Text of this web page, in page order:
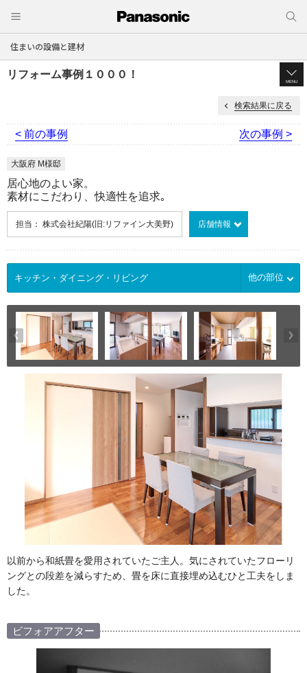
住まいの設備と建材
リフォーム事例１０００！
MENU
検索結果に戻る
< 前の事例 次の事例 >
大阪府 M様邸
居心地のよい家。
素材にこだわり、快適性を追求｡
担当： 株式会社紀陽(旧:リファイン大美野) 店舗情報
他の部位
以前から和紙畳を愛用されていたご主人。気にされていたフローリ
ングとの段差を減らすため、畳を床に直接埋め込むひと工夫をしま
した。
ビフォアアフター